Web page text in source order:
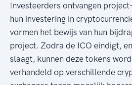
Investeerders ontvangen
hun investering in
vormen het bewijs van hun
project. Zodra de ICO eindigt,
slaagt, kunnen deze tokens
verhandeld op verschillende